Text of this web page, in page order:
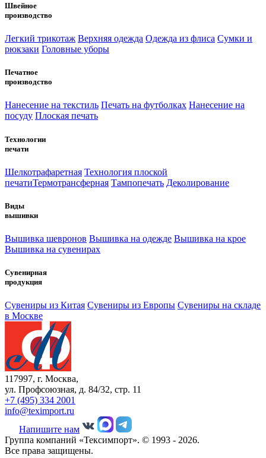
Швейное
производство
Легкий трикотаж Верхняя одежда Одежда из флиса Сумки и
рюкзаки Головные уборы
Печатное
производство
Нанесение на текстиль Печать на футболках Нанесение на
посуду Плоская печать
Технологии
печати
Шелкотрафаретная Технология плоской
печатиТермотрансферная Тампопечать Деколирование
Виды
вышивки
Вышивка шевронов Вышивка на одежде Вышивка на крое
Вышивка на сувенирах
Сувенирная
продукция
Сувениры из Китая Сувениры из Европы Сувениры на складе
в Москве
117997, г. Москва,
ул. Профсоюзная, д. 84/32, стр. 11
+7 (495) 334 2001
info@teximport.ru
Напишите нам
Группа компаний «Тексимпорт». © 1993 - 2026.
Все права защищены.